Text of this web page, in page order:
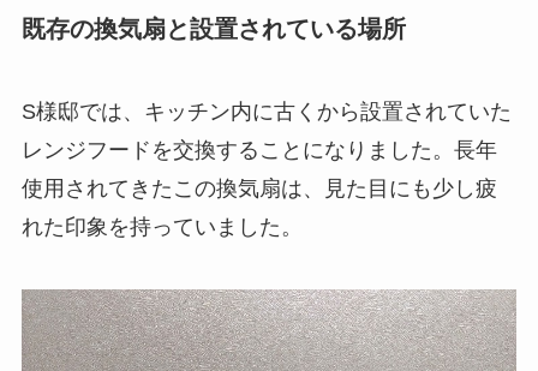
既存の換気扇と設置されている場所
S様邸では、キッチン内に古くから設置されていた
レンジフードを交換することになりました。長年
使用されてきたこの換気扇は、見た目にも少し疲
れた印象を持っていました。